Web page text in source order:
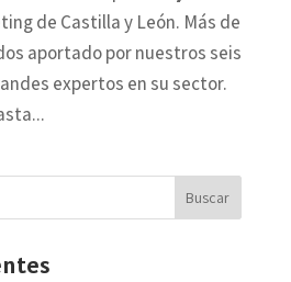
de Castilla y León. Más de
aportado por nuestros seis
expertos en su sector.